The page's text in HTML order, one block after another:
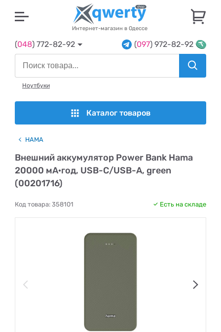
Интернет-магазин в Одессе
(048) 772-82-92 (097) 972-82-92
Ноутбуки
Каталог товаров
HAMA
Внешний аккумулятор Power Bank Hama
20000 мА·год, USB-C/USB-A, green
(00201716)
Код товара: 358101 Есть на складе